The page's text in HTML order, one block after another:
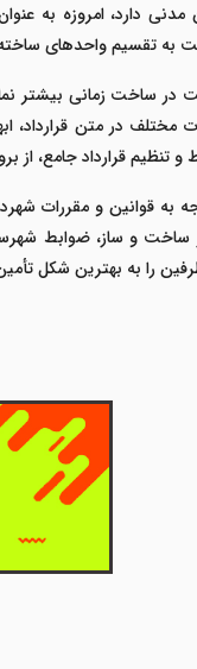
اصل آزادی قراردادها و ماده 10
به تقسیم واحدهای
ساخت زمانی بیشتر
مختلف در متن
قرارداد جامع، از
به قوانین و مقررات
و ساز، ضوابط
را به بهترین شکل